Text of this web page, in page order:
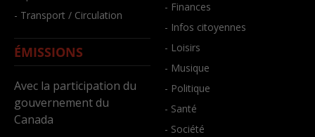
- Transport / Circulation
ÉMISSIONS
Avec la participation du
gouvernement du
Canada
- Finances
- Infos citoyennes
- Loisirs
- Musique
- Politique
- Santé
- Société